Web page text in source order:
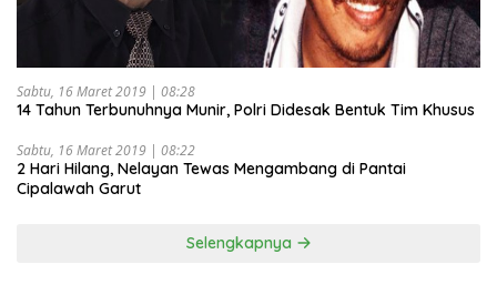
Sabtu, 16 Maret 2019 | 08:28
14 Tahun Terbunuhnya Munir, Polri Didesak Bentuk Tim Khusus
Sabtu, 16 Maret 2019 | 08:22
2 Hari Hilang, Nelayan Tewas Mengambang di Pantai
Cipalawah Garut
Selengkapnya